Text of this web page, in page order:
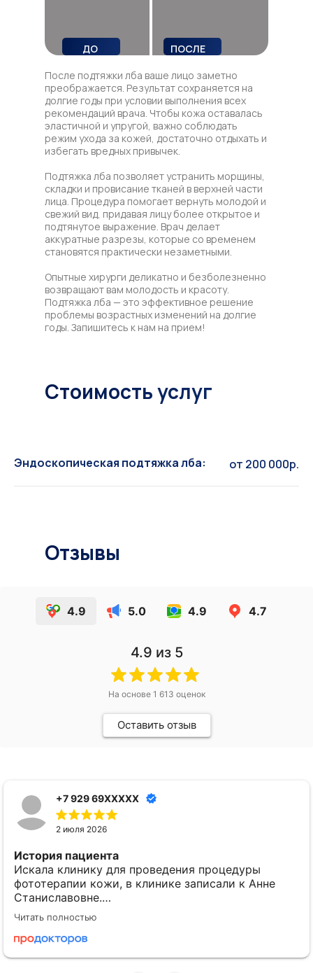
После подтяжки лба ваше лицо заметно
преображается. Результат сохраняется на
долгие годы при условии выполнения всех
рекомендаций врача. Чтобы кожа оставалась
эластичной и упругой, важно соблюдать
режим ухода за кожей, достаточно отдыхать и
избегать вредных привычек.
Подтяжка лба позволяет устранить морщины,
складки и провисание тканей в верхней части
лица. Процедура помогает вернуть молодой и
свежий вид, придавая лицу более открытое и
подтянутое выражение. Врач делает
аккуратные разрезы, которые со временем
становятся практически незаметными.
Опытные хирурги деликатно и безболезненно
возвращают вам молодость и красоту.
Подтяжка лба — это эффективное решение
проблемы возрастных изменений на долгие
годы. Запишитесь к нам на прием!
ДО ПОСЛЕ
Стоимость услуг
Эндоскопическая подтяжка лба: от 200 000р.
Отзывы
4.9 5.0 4.9 4.7
4.9 из 5
На основе 1 613 оценок
Оставить отзыв
+7 929 69XXXXX
2 июля 2026
История пациента
Искала клинику для проведения процедуры
фототерапии​ кожи, в клинике записали к Анне
Станиславовне.
Понравилось
Доктор подробно проконсультировала по моей
Читать полностью